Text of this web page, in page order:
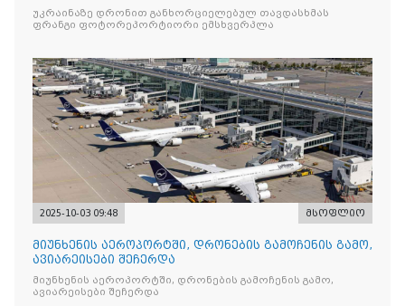
უკრაინაზე დრონით განხორციელებულ თავდასხმას
ფრანგი ფოტორეპორტიორი ემსხვერპლა
2025-10-03 09:48 მსოფლიო
მიუნხენის აეროპორტში, დრონების გამოჩენის გამო,
ავიარეისები შეჩერდა
მიუნხენის აეროპორტში, დრონების გამოჩენის გამო,
ავიარეისები შეჩერდა